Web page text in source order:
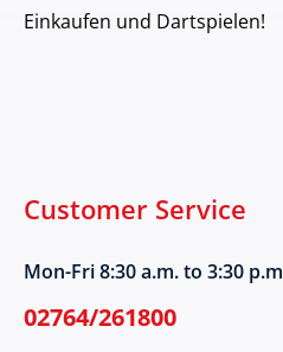
Einkaufen und Dartspielen!
Customer Service
Mon-Fri 8:30 a.m. to 3:30 p.m
02764/261800